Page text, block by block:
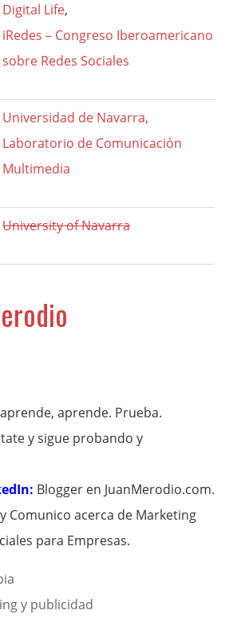
Digital Life,
iRedes – Congreso Iberoamericano
sobre Redes Sociales
Universidad de Navarra,
Laboratorio de Comunicación
Multimedia
University of Navarra
aprende. Prueba.
y sigue probando y
Blogger en JuanMerodio.com.
Comunico acerca de Marketing
para Empresas.
y publicidad